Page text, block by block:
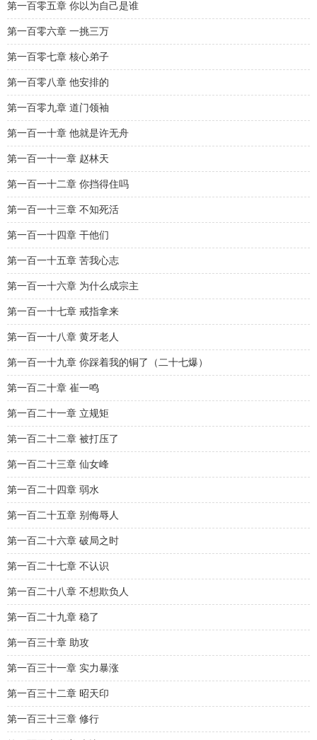
第一百零五章 你以为自己是谁
第一百零六章 一挑三万
第一百零七章 核心弟子
第一百零八章 他安排的
第一百零九章 道门领袖
第一百一十章 他就是许无舟
第一百一十一章 赵林天
第一百一十二章 你挡得住吗
第一百一十三章 不知死活
第一百一十四章 干他们
第一百一十五章 苦我心志
第一百一十六章 为什么成宗主
第一百一十七章 戒指拿来
第一百一十八章 黄牙老人
第一百一十九章 你踩着我的铜了（二十七爆）
第一百二十章 崔一鸣
第一百二十一章 立规矩
第一百二十二章 被打压了
第一百二十三章 仙女峰
第一百二十四章 弱水
第一百二十五章 别侮辱人
第一百二十六章 破局之时
第一百二十七章 不认识
第一百二十八章 不想欺负人
第一百二十九章 稳了
第一百三十章 助攻
第一百三十一章 实力暴涨
第一百三十二章 昭天印
第一百三十三章 修行